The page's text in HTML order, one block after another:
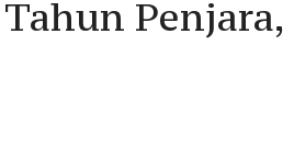
Penjara,